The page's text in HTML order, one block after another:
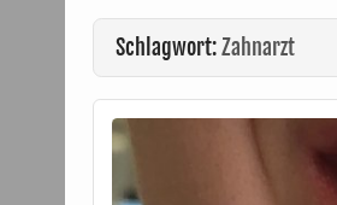
Schlagwort:Zahnarzt